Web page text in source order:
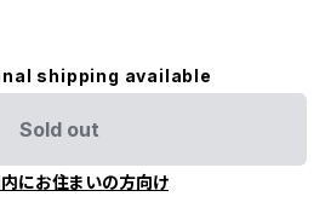
shipping available
Sold out
にお住まいの方向け